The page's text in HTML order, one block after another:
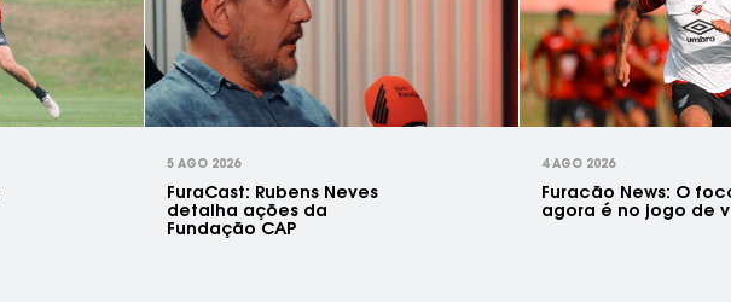
5 AGO 2026
FuraCast: Rubens Neves
detalha ações da
Fundação CAP
4 AGO 2026
Furacão News: O
agora é no jogo de